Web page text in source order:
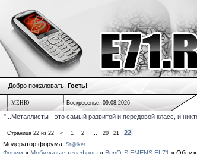
Добро пожаловать, Гость!
МЕНЮ Воскресенье, 09.08.2026
"...Металлисты - это самый развитой и передовой класс, и
Страница 22 из 22 « 1 2 … 20 21
22
Модератор форума: St@lker